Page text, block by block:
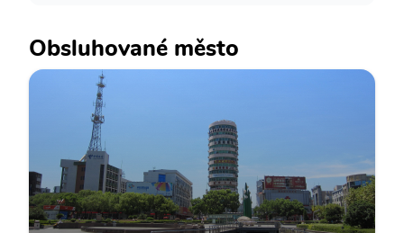
Obsluhované město